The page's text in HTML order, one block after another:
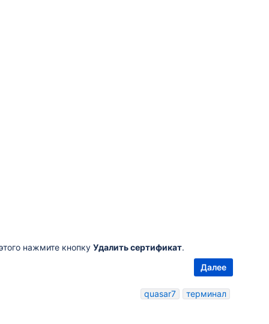
нажмите кнопку Удалить сертификат.
Далее
quasar7 терминал